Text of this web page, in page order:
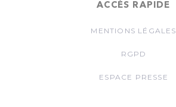
ACCÈS RAPIDE
MENTIONS LÉGALES
RGPD
ESPACE PRESSE